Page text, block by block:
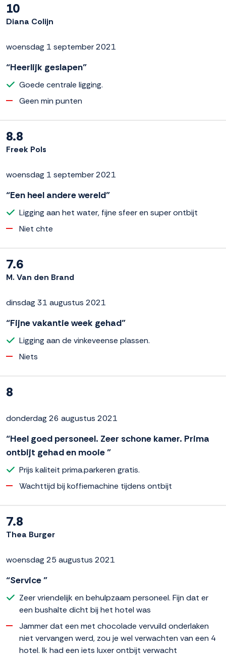
10
Diana Colijn
woensdag 1 september 2021
“Heerlijk geslapen”
Goede centrale ligging.
Geen min punten
8.8
Freek Pols
woensdag 1 september 2021
“Een heel andere wereld”
Ligging aan het water, fijne sfeer en super ontbijt
Niet chte
7.6
M. Van den Brand
dinsdag 31 augustus 2021
“Fijne vakantie week gehad”
Ligging aan de vinkeveense plassen.
Niets
8
donderdag 26 augustus 2021
“Heel goed personeel. Zeer schone kamer. Prima
ontbijt gehad en mooie ”
Prijs kaliteit prima.parkeren gratis.
Wachttijd bij koffiemachine tijdens ontbijt
7.8
Thea Burger
woensdag 25 augustus 2021
“Service ”
Zeer vriendelijk en behulpzaam personeel. Fijn dat er
een bushalte dicht bij het hotel was
Jammer dat een met chocolade vervuild onderlaken
niet vervangen werd, zou je wel verwachten van een 4
hotel. Ik had een iets luxer ontbijt verwacht